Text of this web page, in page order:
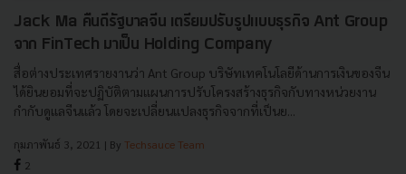
Jack Ma คืนดีรัฐบาลจีน เตรียมปรับรูปแบบธุรกิจ Ant Group
จาก FinTech มาเป็น Holding Company
สื่อต่างประเทศรายงานว่า Ant Group บริษัทเทคโนโลยีด้านการเงินของจีน
ได้ยินยอมที่จะปฏิบัติตามแผนการปรับโครงสร้างธุรกิจกับทางหน่วยงาน
กำกับดูแลจีนแล้ว โดยจะเปลี่ยนแปลงธุรกิจจากที่เป็นย...
กุมภาพันธ์ 3, 2021 | By Techsauce Team
2